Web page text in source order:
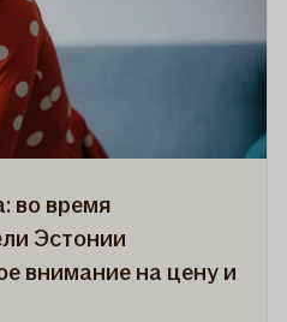
во время
Эстонии
внимание на цену и